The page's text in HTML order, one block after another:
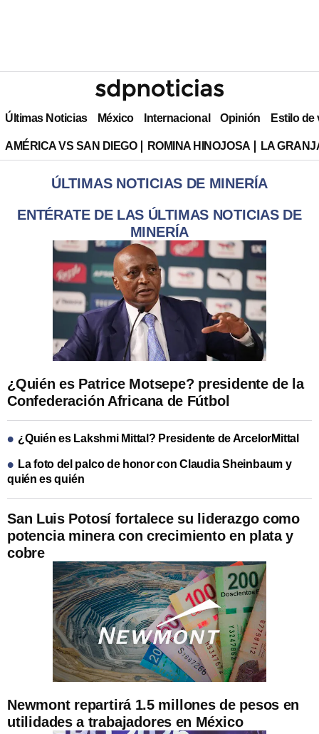
Últimas Noticias México Internacional Opinión Estilo de
AMÉRICA VS SAN DIEGO ROMINA HINOJOSA LA
ÚLTIMAS NOTICIAS DE MINERÍA
ENTÉRATE DE LAS ÚLTIMAS NOTICIAS DE
MINERÍA
San Luis Potosí fortalece su liderazgo como
potencia minera con crecimiento en plata y
cobre
Newmont repartirá 1.5 millones de pesos en
utilidades a trabajadores en México
¿Quién es Patrice Motsepe? presidente de la
Confederación Africana de Fútbol
¿Quién es Lakshmi Mittal? Presidente de ArcelorMittal
La foto del palco de honor con Claudia Sheinbaum y
quién es quién